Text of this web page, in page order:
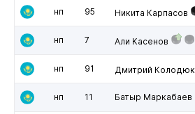
нп 95 Никита Карпасов
нп 7 Али Касенов
нп 91 Дмитрий Колодюк
нп 11 Батыр Маркабаев